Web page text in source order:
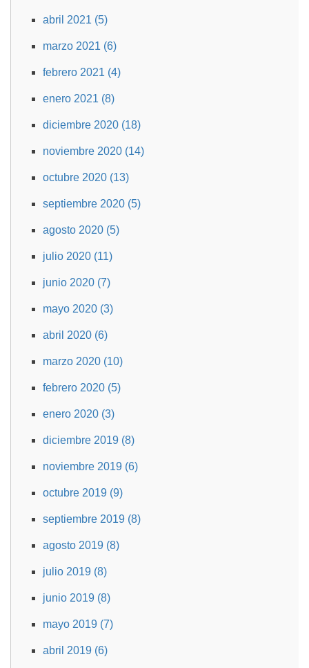
abril 2021 (5)
marzo 2021 (6)
febrero 2021 (4)
enero 2021 (8)
diciembre 2020 (18)
noviembre 2020 (14)
octubre 2020 (13)
septiembre 2020 (5)
agosto 2020 (5)
julio 2020 (11)
junio 2020 (7)
mayo 2020 (3)
abril 2020 (6)
marzo 2020 (10)
febrero 2020 (5)
enero 2020 (3)
diciembre 2019 (8)
noviembre 2019 (6)
octubre 2019 (9)
septiembre 2019 (8)
agosto 2019 (8)
julio 2019 (8)
junio 2019 (8)
mayo 2019 (7)
abril 2019 (6)